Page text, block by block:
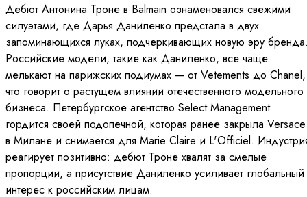
Дебют Антонина Троне в Balmain ознаменовался свежими
силуэтами, где Дарья Даниленко предстала в двух
запоминающихся луках, подчеркивающих новую эру
Российские модели, такие как Даниленко, все чаще
мелькают на парижских подиумах — от Vetements до Chanel,
что говорит о растущем влиянии отечественного модельного
бизнеса. Петербургское агентство Select Management
гордится своей подопечной, которая ранее закрыла Versace
в Милане и снимается для Marie Claire и L'Officiel.
реагирует позитивно: дебют Троне хвалят за смелые
пропорции, а присутствие Даниленко усиливает глобальный
интерес к российским лицам.